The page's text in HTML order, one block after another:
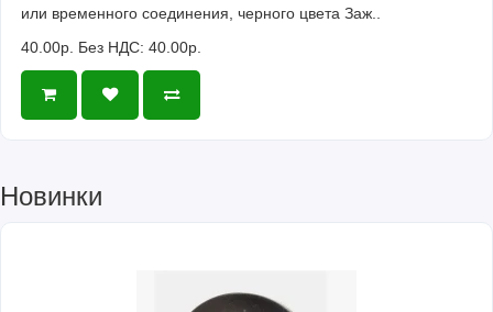
или временного соединения, черного цвета Заж..
40.00р. Без НДС: 40.00р.
Новинки